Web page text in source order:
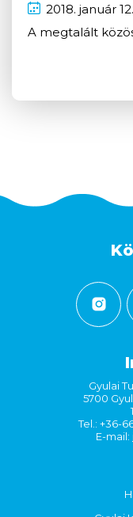
2018. január 12.
A megtalált
Gyulai
5700
Tel.: +36-
E-mail: